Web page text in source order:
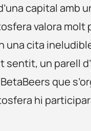
capital amb
valora molt
cita
sentit, un parell
que
hi